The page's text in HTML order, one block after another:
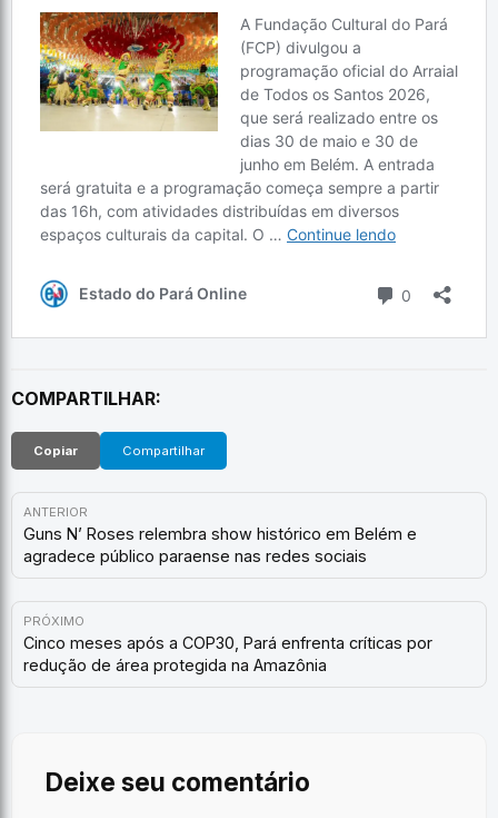
COMPARTILHAR:
Copiar Compartilhar
ANTERIOR
Guns N’ Roses relembra show histórico em Belém e
agradece público paraense nas redes sociais
PRÓXIMO
Cinco meses após a COP30, Pará enfrenta críticas por
redução de área protegida na Amazônia
Deixe seu comentário